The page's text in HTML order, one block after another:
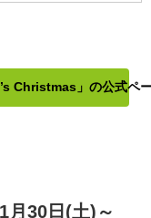
Christmas」の公式ペ
30日(土)～